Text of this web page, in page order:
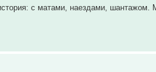
с матами, наездами,